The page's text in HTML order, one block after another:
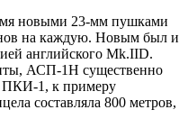
новыми 23-мм пушками
на каждую. Новым был и
английского Mk.IID.
АСП-1Н существенно
ПКИ-1, к примеру
составляла 800 метров,